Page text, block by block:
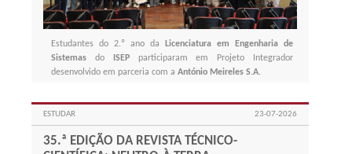
Estudantes do 2.º ano da
Licenciatura em Engenharia de
Sistemas do ISEPparticiparam em Projeto Integrador
desenvolvido em parceria com a António Meireles S.A.
ESTUDAR 23-07-2026
35.ª EDIÇÃO DA REVISTA TÉCNICO-